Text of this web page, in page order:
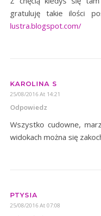
gratuluję takie ilości
lustra.blogspot.com/
KAROLINA S
25/08/2016 At 14:21
Odpowiedz
Wszystko cudowne,
widokach można się
PTYSIA
25/08/2016 At 07:08